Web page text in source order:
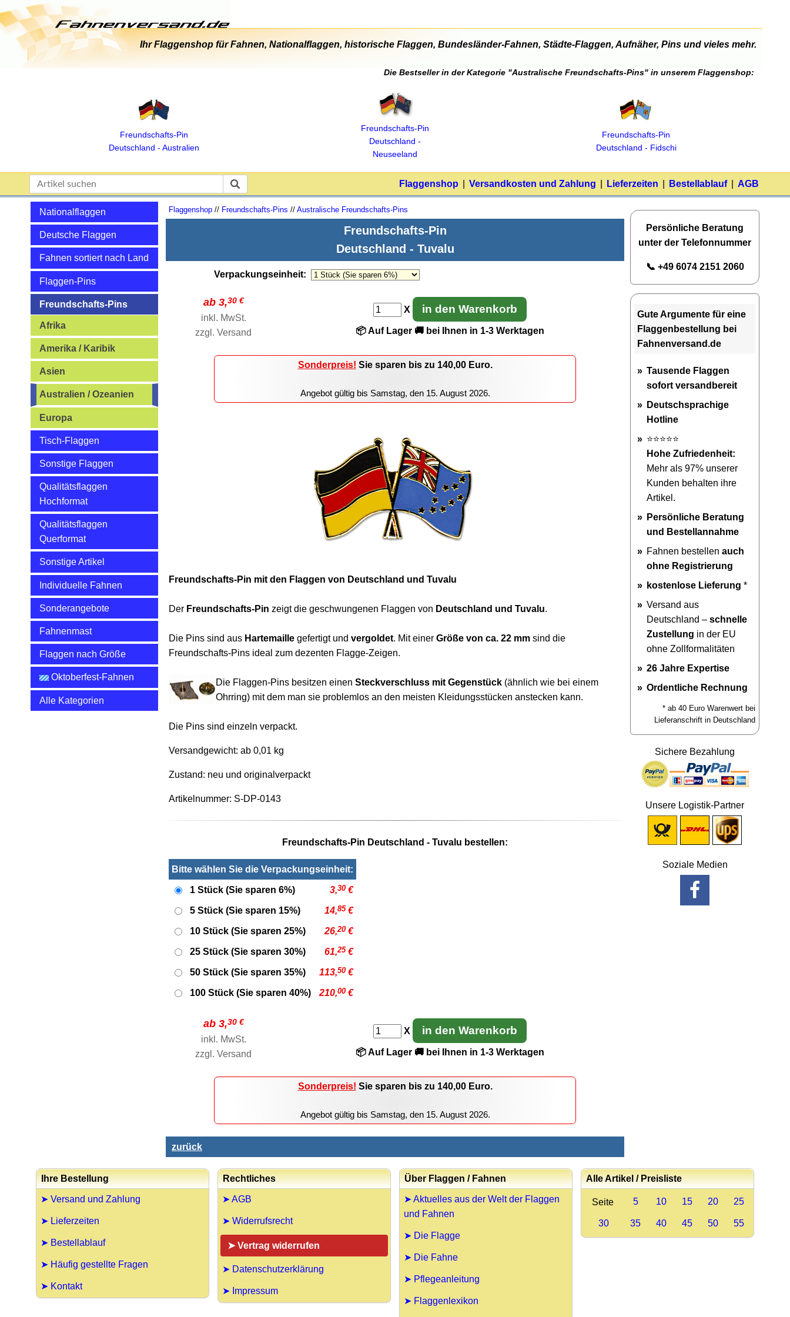
Ihr Flaggenshop für Fahnen, Nationalflaggen, historische Flaggen, Bundesländer-Fahnen, Städte-Flaggen, Aufnäher, Pins und vieles mehr.
Die Bestseller in der Kategorie "Australische Freundschafts-Pins" in unserem Flaggenshop:
Freundschafts‑Pin
Deutschland ‑ Australien
Freundschafts‑Pin
Deutschland ‑
Neuseeland
Freundschafts‑Pin
Deutschland ‑ Fidschi
Flaggenshop Versandkosten und Zahlung Lieferzeiten Bestellablauf AGB
Nationalflaggen
Deutsche Flaggen
Fahnen sortiert nach Land
Flaggen-Pins
Freundschafts-Pins
Afrika
Amerika / Karibik
Asien
Australien / Ozeanien
Europa
Tisch-Flaggen
Sonstige Flaggen
Qualitätsflaggen
Hochformat
Qualitätsflaggen
Querformat
Sonstige Artikel
Individuelle Fahnen
Sonderangebote
Fahnenmast
Flaggen nach Größe
Oktoberfest-Fahnen
Alle Kategorien
Flaggenshop // Freundschafts-Pins // Australische Freundschafts-Pins
Freundschafts-Pin
Deutschland - Tuvalu
Verpackungseinheit:
ab 3,30 €
inkl. MwSt.
zzgl. Versand
X in den Warenkorb
📦 Auf Lager 🚚 bei Ihnen in 1-3 Werktagen
Sonderpreis! Sie sparen bis zu 140,00Euro.
Angebot gültig bis Samstag, den 15. August 2026.
Freundschafts-Pin mit den Flaggen von Deutschland und Tuvalu
Der Freundschafts-Pin zeigt die geschwungenen Flaggen von Deutschland und Tuvalu.
Die Pins sind aus Hartemaille gefertigt und vergoldet. Mit einer Größe von ca. 22 mm sind die
Freundschafts-Pins ideal zum dezenten Flagge-Zeigen.
Die Flaggen-Pins besitzen einen Steckverschluss mit Gegenstück (ähnlich wie bei einem
Ohrring) mit dem man sie problemlos an den meisten Kleidungsstücken anstecken kann.
Die Pins sind einzeln verpackt.
Versandgewicht: ab 0,01 kg
Zustand: neu und originalverpackt
Artikelnummer: S-DP-0143
Freundschafts-Pin Deutschland - Tuvalu bestellen:
Bitte wählen Sie die Verpackungseinheit:
1 Stück (Sie sparen 6%) 3,30 €
5 Stück (Sie sparen 15%) 14,85 €
10 Stück (Sie sparen 25%) 26,20 €
25 Stück (Sie sparen 30%) 61,25 €
50 Stück (Sie sparen 35%) 113,50 €
100 Stück (Sie sparen 40%) 210,00 €
ab 3,30 €
inkl. MwSt.
zzgl. Versand
X in den Warenkorb
📦 Auf Lager 🚚 bei Ihnen in 1-3 Werktagen
Sonderpreis! Sie sparen bis zu 140,00Euro.
Angebot gültig bis Samstag, den 15. August 2026.
zurück
Persönliche Beratung
unter der Telefonnummer
📞 +49 6074 2151 2060
Gute Argumente für eine
Flaggenbestellung bei
Fahnenversand.de
Tausende Flaggen
sofort versandbereit
Deutschsprachige
Hotline
⭐⭐⭐⭐⭐
Hohe Zufriedenheit:
Mehr als 97% unserer
Kunden behalten ihre
Artikel.
Persönliche Beratung
und Bestellannahme
Fahnen bestellen auch
ohne Registrierung
kostenlose Lieferung *
Versand aus
Deutschland – schnelle
Zustellung in der EU
ohne Zollformalitäten
26 Jahre Expertise
Ordentliche Rechnung
* ab 40 Euro Warenwert bei
Lieferanschrift in Deutschland
Sichere Bezahlung
Unsere Logistik-Partner
Soziale Medien
Ihre Bestellung
➤ Versand und Zahlung
➤ Lieferzeiten
➤ Bestellablauf
➤ Häufig gestellte Fragen
➤ Kontakt
Rechtliches
➤ AGB
➤ Widerrufsrecht
➤ Vertrag widerrufen
➤ Datenschutzerklärung
➤ Impressum
Über Flaggen / Fahnen
➤ Aktuelles aus der Welt der Flaggen
und Fahnen
➤ Die Flagge
➤ Die Fahne
➤ Pflegeanleitung
➤ Flaggenlexikon
Alle Artikel / Preisliste
Seite 5 10 15 20 25
30 35 40 45 50 55